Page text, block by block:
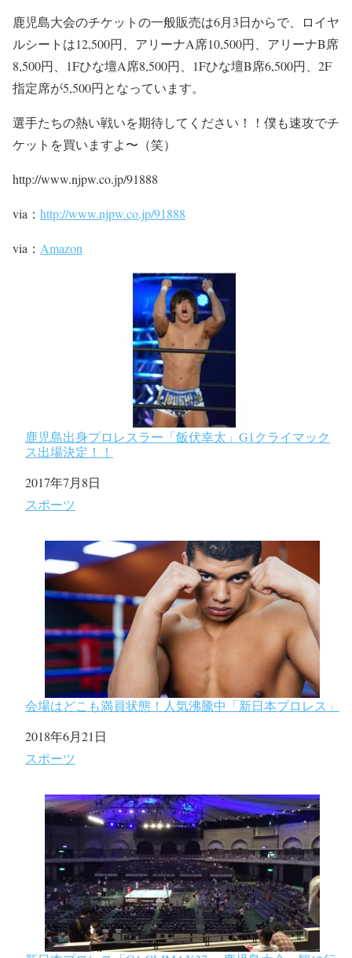
鹿児島大会のチケットの一般販売は6月3日からで、ロイヤ
ルシートは12,500円、アリーナA席10,500円、アリーナB席
8,500円、1Fひな壇A席8,500円、1Fひな壇B席6,500円、2F
指定席が5,500円となっています。
選手たちの熱い戦いを期待してください！！僕も速攻でチ
ケットを買いますよ〜（笑）
http://www.njpw.co.jp/91888
via： http://www.njpw.co.jp/91888
via： Amazon
鹿児島出身プロレスラー「飯伏幸太」G1クライマック
ス出場決定！！
日付
2017年7月8日
関連理由
スポーツ
会場はどこも満員状態！人気沸騰中「新日本プロレス」
日付
2018年6月21日
関連理由
スポーツ